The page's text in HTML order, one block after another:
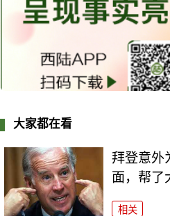
大家都在看
拜登意外
面，帮了
相关